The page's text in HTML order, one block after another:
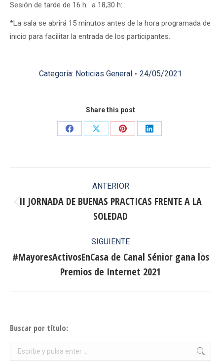
Sesión de tarde de 16 h. a 18,30 h:
*La sala se abrirá 15 minutos antes de la hora programada de
inicio para facilitar la entrada de los participantes.
Categoría: Noticias General 24/05/2021
Share this post
Share
Share
Share
Share
entre
publicaciones
ANTERIOR
Publicación
anterior:
II JORNADA DE BUENAS PRACTICAS FRENTE A LA
SOLEDAD
SIGUIENTE
Publicación
siguiente:
#MayoresActivosEnCasa de Canal Sénior gana los
Premios de Internet 2021
Buscar por título:
Buscar: